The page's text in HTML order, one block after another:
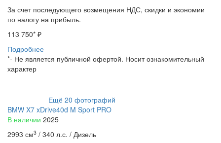
За счет последующего возмещения НДС, скидки и экономии
по налогу на прибыль.
113 750* ₽
Подробнее
*- Не является публичной офертой. Носит ознакомительный
характер
Ещё 20 фотографий
BMW X7 xDrive40d M Sport PRO
В наличии 2025
2993 см3 / 340 л.с. / Дизель